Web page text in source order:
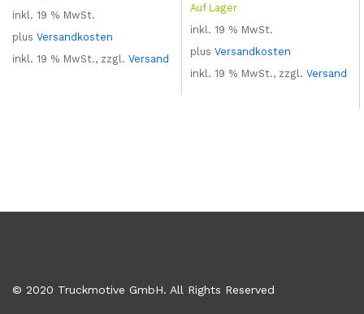
inkl. 19 % MwSt.
plus Versandkosten
inkl. 19 % MwSt., zzgl. Versand
Auf Lager
inkl. 19 % MwSt.
plus Versandkosten
inkl. 19 % MwSt., zzgl. Versand
© 2020 Truckmotive GmbH. All Rights Reserved